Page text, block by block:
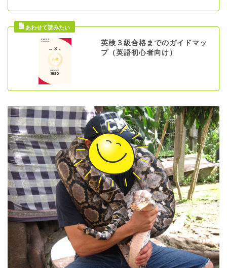
英検３級合格までのガイドマッ
プ（英語初心者向け）